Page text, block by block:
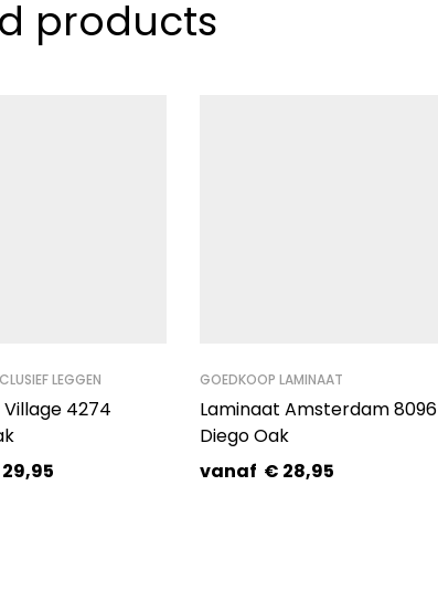
products
LEGGEN
4274
29,95
GOEDKOOP LAMINAAT
Laminaat Amsterdam 8096
Diego Oak
vanaf € 28,95